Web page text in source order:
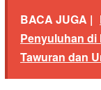
BACA JUGA |
Penyuluhan di
Tawuran dan